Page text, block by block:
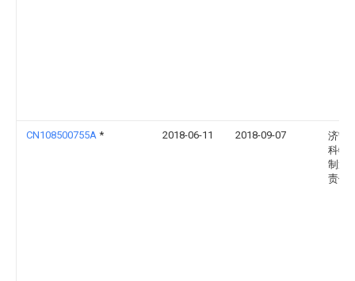
CN108500755A * 2018-06-11 2018-09-07
济宁
科特
制造
责任